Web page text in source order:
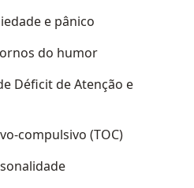
e pânico
do humor
Déficit de Atenção e
compulsivo (TOC)